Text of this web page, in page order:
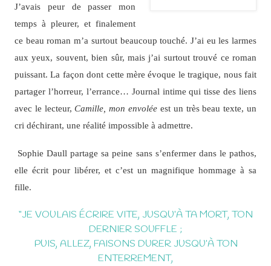
J’avais peur de passer mon
temps à pleurer, et finalement
ce beau roman m’a surtout beaucoup touché. J’ai eu les larmes
aux yeux, souvent, bien sûr, mais j’ai surtout trouvé ce roman
puissant. La façon dont cette mère évoque le tragique, nous fait
partager l’horreur, l’errance… Journal intime qui tisse des liens
avec le lecteur,Camille, mon envolée est un très beau texte, un
cri déchirant, une réalité impossible à admettre.
Sophie Daull partage sa peine sans s’enfermer dans le pathos,
elle écrit pour libérer, et c’est un magnifique hommage à sa
fille.
“JE VOULAIS ÉCRIRE VITE, JUSQU’À TA MORT, TON
DERNIER SOUFFLE ;
PUIS, ALLEZ, FAISONS DURER JUSQU’À TON
ENTERREMENT,